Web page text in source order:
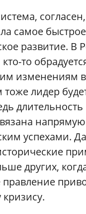
самое быстрое
развитие. В
то
изменениям
тоже лидер
успехами.
других,
правление